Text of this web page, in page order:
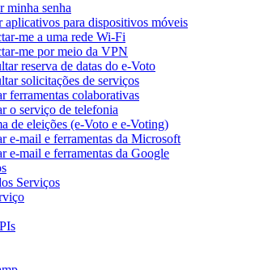
minha senha
aplicativos para dispositivos móveis
me a uma rede Wi-Fi
me por meio da VPN
reserva de datas do e-Voto
solicitações de serviços
ferramentas colaborativas
o serviço de telefonia
de eleições (e-Voto e e-Voting)
e-mail e ferramentas da Microsoft
e-mail e ferramentas da Google
Serviços